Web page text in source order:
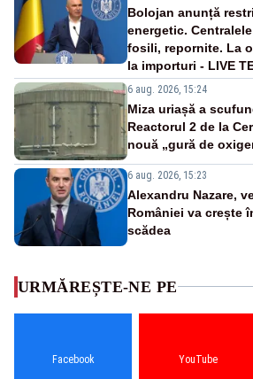
Bolojan anunță
energetic.
fosili, repornite. La
la importuri - LIVE
6 aug. 2026, 15:24
Miza uriașă a
Reactorul 2 de la
nouă „gură de
6 aug. 2026, 15:23
Alexandru Nazare,
României va crește
scădea
URMĂREȘTE-NE PE
Facebook YouTube